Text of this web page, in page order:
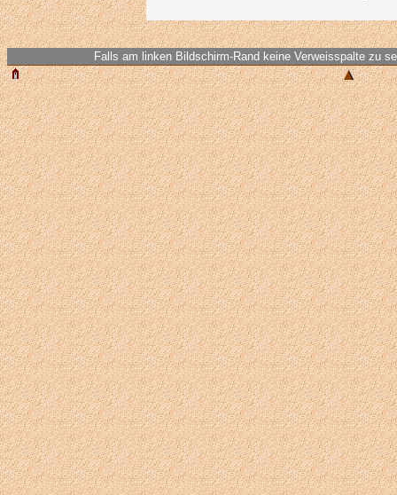
Falls am linken Bildschirm-Rand keine Verweisspalte zu